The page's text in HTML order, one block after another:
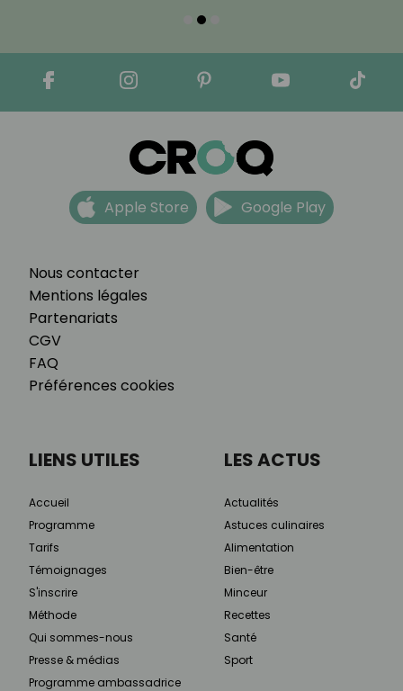
Nous contacter
Mentions légales
Partenariats
CGV
FAQ
Préférences cookies
Apple Store Google Play
LIENS UTILES
Accueil
Programme
Tarifs
Témoignages
S'inscrire
Méthode
Qui sommes-nous
Presse & médias
Programme ambassadrice
LES ACTUS
Actualités
Astuces culinaires
Alimentation
Bien-être
Minceur
Recettes
Santé
Sport